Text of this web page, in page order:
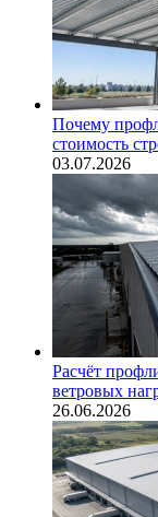
Почему
стоимость
03.07.2026
Расчёт
ветровых
26.06.2026